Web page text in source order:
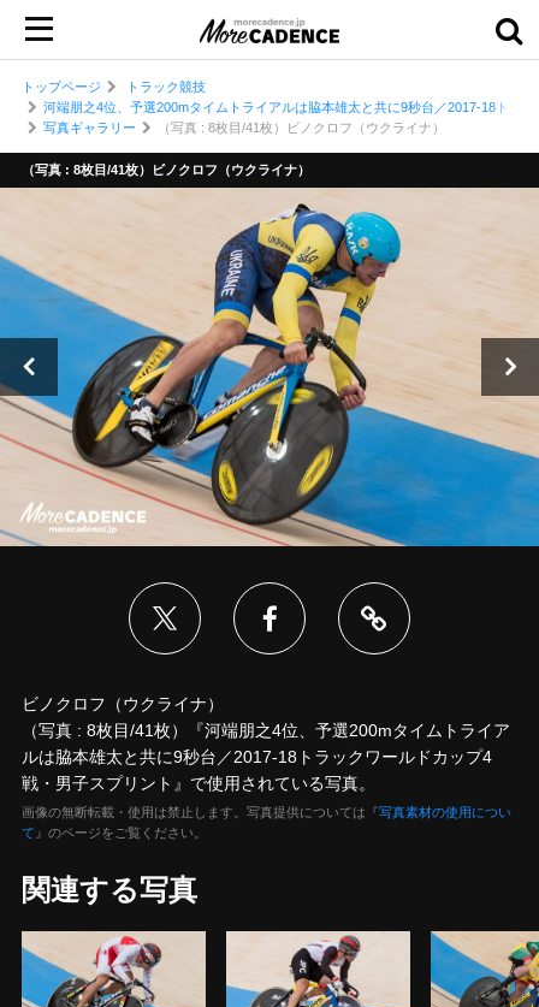
トップページ
トラック競技
河端朋之4位、予選200mタイムトライアルは脇本雄太と共に9秒台／2017-18トラ
写真ギャラリー
（写真 : 8枚目/41枚）ビノクロフ（ウクライナ）
（写真 : 8枚目/41枚）ビノクロフ（ウクライナ）
ビノクロフ（ウクライナ）
（写真 : 8枚目/41枚）『河端朋之4位、予選200mタイムトライア
ルは脇本雄太と共に9秒台／2017-18トラックワールドカップ4
戦・男子スプリント』で使用されている写真。
画像の無断転載・使用は禁止します。写真提供については『写真素材の使用につい
て 』のページをご覧ください。
関連する写真